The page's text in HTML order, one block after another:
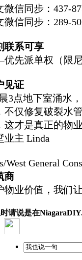
微信同步：437-
微信同步：289-
联系可享
先派单权（限
见证
3点地下室涌水
不仅修复破裂水
这才是真正的物
业主 Linda
West General
商
物业价值，我们
请说是在